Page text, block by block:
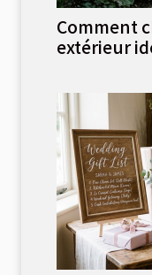
Comment
extérieur